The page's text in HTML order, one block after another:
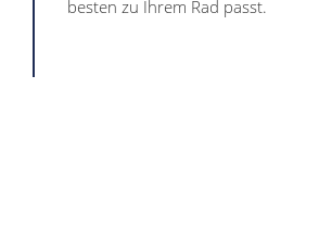
besten zu Ihrem Rad passt.